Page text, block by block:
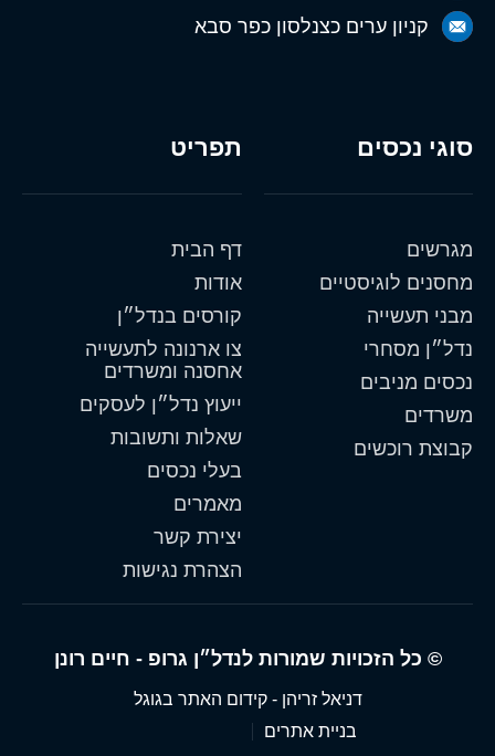
תפריט
דף הבית
אודות
קורסים בנדל״ן
צו ארנונה לתעשייה
אחסנה ומשרדים
ייעוץ נדל״ן לעסקים
שאלות ותשובות
בעלי נכסים
מאמרים
יצירת קשר
הצהרת נגישות
סוגי נכסים
מגרשים
מחסנים לוגיסטיים
מבני תעשייה
נדל״ן מסחרי
נכסים מניבים
משרדים
קבוצת רוכשים
קניון ערים כצנלסון כפר סבא
© כל הזכויות שמורות לנדל״ן גרופ - חיים רונן
דניאל זריהן - קידום האתר בגוגל
בניית אתרים